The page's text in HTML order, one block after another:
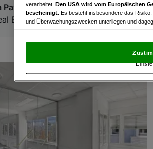
Pavlik
Estate Experts GmbH
verarbeitet. Den USA wird vom Europäischen
bescheinigt. Es besteht insbesondere das
und Überwachungszwecken unterliegen und
und Widerspruch gegen die Verarbeitung auf der
„Cookie Einstellungen“, die sich auf jeder Seite
Wir und unsere Partner verarbeiten
Verwendung genauer Standortdaten.
Zugriff auf Informationen auf einem Endgerät.
und der Performance von Inhalten,
Liste der Partner (Lieferanten)